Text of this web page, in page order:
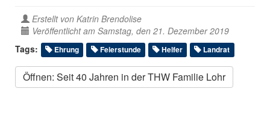
Erstellt von Katrin Brendolise
Veröffentlicht am Samstag, den 21. Dezember 2019
Tags:
Ehrung Feierstunde Helfer Landrat
Öffnen: Seit 40 Jahren in der THW Familie Lohr